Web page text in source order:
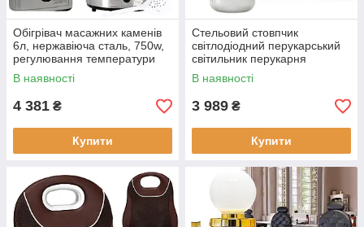
Обігрівач масажних каменів
6л, нержавіюча сталь, 750w,
регулювання температури
В наявності
4 381 ₴
Купити
Стельовий стовпчик
світлодіодний перукарський
світильник перукарня
рекламна вивіска для вітальні
68 см
В наявності
3 989 ₴
Купити